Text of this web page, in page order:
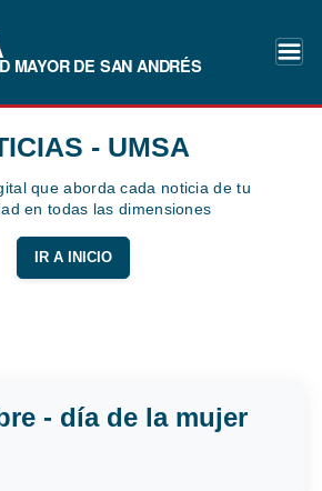
MAYOR DE SAN ANDRÉS
- UMSA
que aborda cada noticia de tu
en todas las dimensiones
IR A INICIO
- día de la mujer